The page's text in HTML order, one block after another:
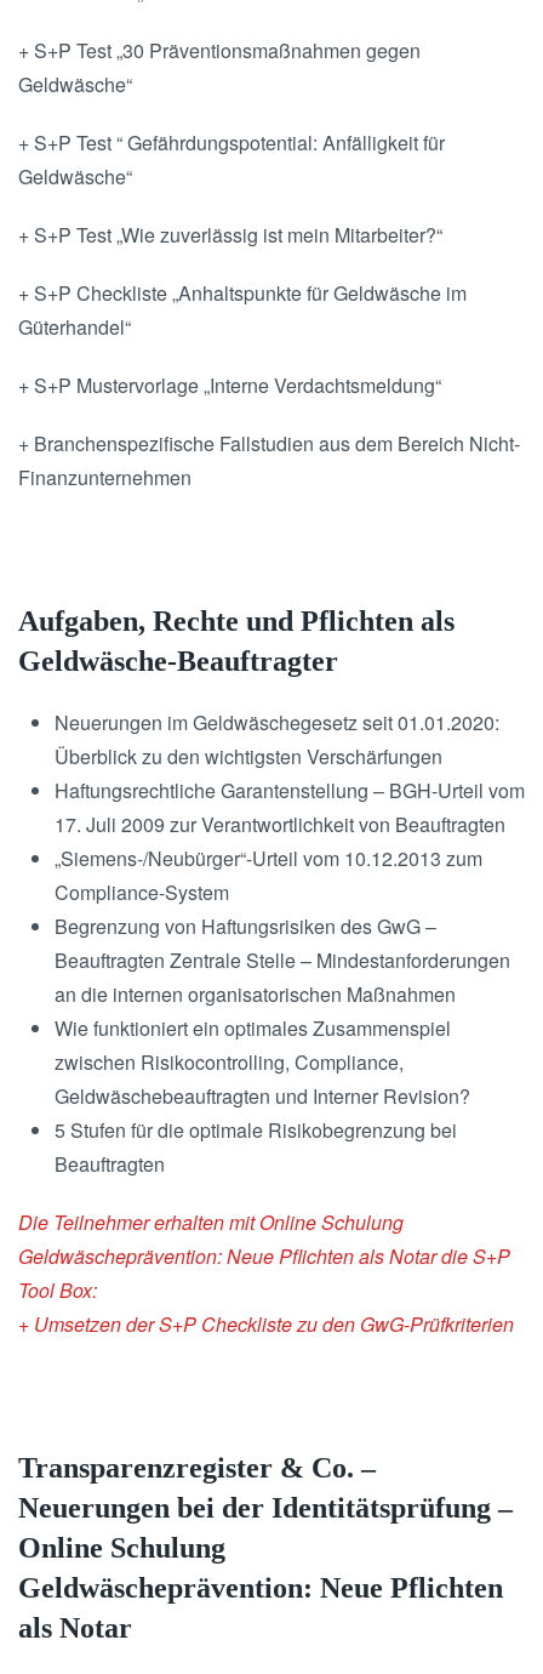
+ S+P Test „30 Präventionsmaßnahmen gegen
Geldwäsche“
+ S+P Test “ Gefährdungspotential: Anfälligkeit für
Geldwäsche“
+ S+P Test „Wie zuverlässig ist mein Mitarbeiter?“
+ S+P Checkliste „Anhaltspunkte für Geldwäsche im
Güterhandel“
+ S+P Mustervorlage „Interne Verdachtsmeldung“
+ Branchenspezifische Fallstudien aus dem Bereich Nicht-
Finanzunternehmen
Aufgaben, Rechte und Pflichten als
Geldwäsche-Beauftragter
Neuerungen im Geldwäschegesetz seit 01.01.2020:
Überblick zu den wichtigsten Verschärfungen
Haftungsrechtliche Garantenstellung – BGH-Urteil vom
17. Juli 2009 zur Verantwortlichkeit von Beauftragten
„Siemens-/Neubürger“-Urteil vom 10.12.2013 zum
Compliance-System
Begrenzung von Haftungsrisiken des GwG –
Beauftragten Zentrale Stelle – Mindestanforderungen
an die internen organisatorischen Maßnahmen
Wie funktioniert ein optimales Zusammenspiel
zwischen Risikocontrolling, Compliance,
Geldwäschebeauftragten und Interner Revision?
5 Stufen für die optimale Risikobegrenzung bei
Beauftragten
Die Teilnehmer erhalten mit Online Schulung
Geldwäscheprävention: Neue Pflichten als Notar die S+P
Tool Box:
+ Umsetzen der S+P Checkliste zu den GwG-Prüfkriterien
Transparenzregister & Co. –
Neuerungen bei der Identitätsprüfung –
Online Schulung
Geldwäscheprävention: Neue Pflichten
als Notar